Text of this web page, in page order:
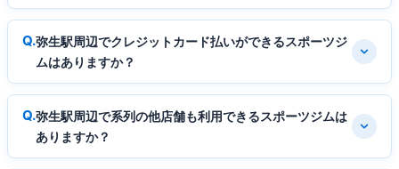
弥生駅周辺でクレジットカード払いができるスポーツジ
ムはありますか？
弥生駅周辺で系列の他店舗も利用できるスポーツジムは
ありますか？